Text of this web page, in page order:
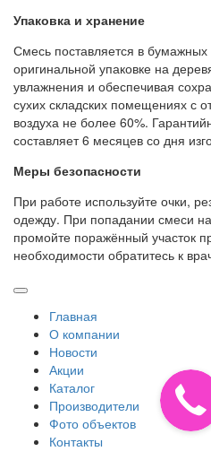
Упаковка и хранение
Смесь поставляется в
оригинальной упаковке на
увлажнения и обеспечивая
сухих складских помещениях с
воздуха не более 60%.
составляет 6 месяцев со дня
Меры безопасности
При работе используйте очки,
одежду. При попадании смеси
промойте поражённый участок
необходимости обратитесь к
Главная
О компании
Новости
Акции
Каталог
Производители
Фото объектов
Контакты